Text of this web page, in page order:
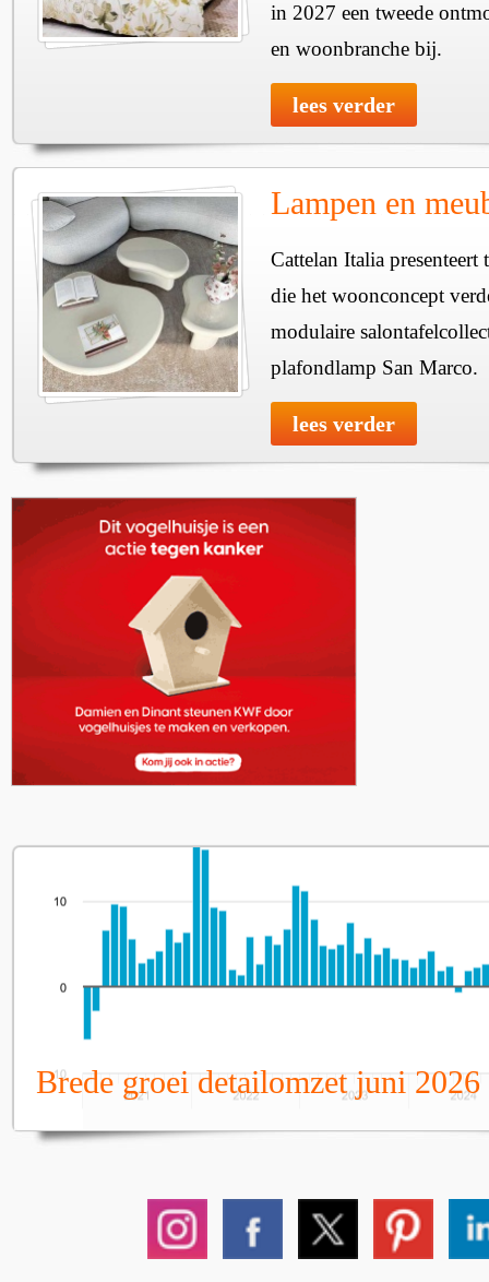
in 2027 een tweede
en woonbranche bij.
lees verder
Lampen en
Cattelan Italia
die het woonconcept
modulaire
plafondlamp San Marco.
lees verder
Brede groei detailomzet juni 2026